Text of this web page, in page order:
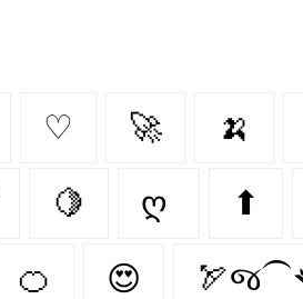
♡ 🚀 🍌
🍋 ღ ⬆
🍊 😍